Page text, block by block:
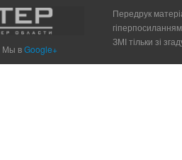
Мы вGoogle+
Передрук
ЗМІ тільки зі